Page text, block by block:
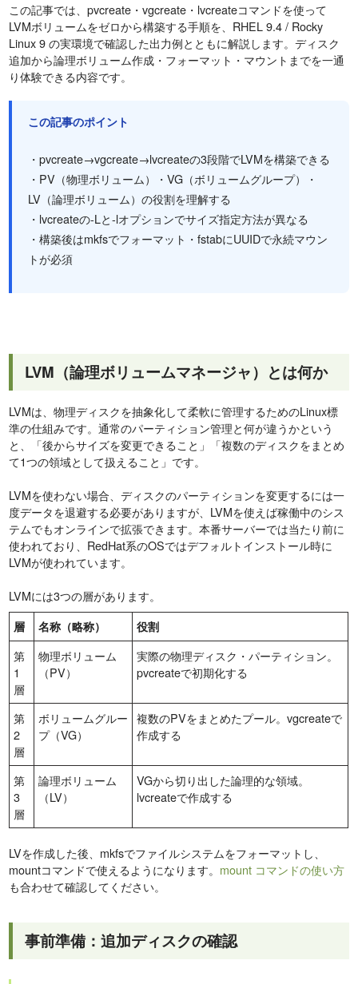
この記事では、pvcreate・vgcreate・lvcreateコマンドを使って
LVMボリュームをゼロから構築する手順を、RHEL 9.4 / Rocky
Linux 9 の実環境で確認した出力例とともに解説します。ディスク
追加から論理ボリューム作成・フォーマット・マウントまでを一通
り体験できる内容です。
この記事のポイント
・pvcreate→vgcreate→lvcreateの3段階でLVMを構築できる
・PV（物理ボリューム）・VG（ボリュームグループ）・
LV（論理ボリューム）の役割を理解する
・lvcreateの-Lと-lオプションでサイズ指定方法が異なる
・構築後はmkfsでフォーマット・fstabにUUIDで永続マウン
トが必須
LVM（論理ボリュームマネージャ）とは何か
LVMは、物理ディスクを抽象化して柔軟に管理するためのLinux標
準の仕組みです。通常のパーティション管理と何が違うかという
と、「後からサイズを変更できること」「複数のディスクをまとめ
て1つの領域として扱えること」です。
LVMを使わない場合、ディスクのパーティションを変更するには一
度データを退避する必要がありますが、LVMを使えば稼働中のシス
テムでもオンラインで拡張できます。本番サーバーでは当たり前に
使われており、RedHat系のOSではデフォルトインストール時に
LVMが使われています。
LVMには3つの層があります。
層 名称（略称） 役割
第
1
層
物理ボリューム
（PV）
実際の物理ディスク・パーティション。
pvcreateで初期化する
第
2
層
ボリュームグルー
プ（VG）
複数のPVをまとめたプール。vgcreateで
作成する
第
3
層
論理ボリューム
（LV）
VGから切り出した論理的な領域。
lvcreateで作成する
LVを作成した後、mkfsでファイルシステムをフォーマットし、
mountコマンドで使えるようになります。 mount コマンドの使い方
も合わせて確認してください。
事前準備：追加ディスクの確認